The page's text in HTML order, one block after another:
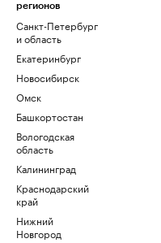
регионов
Санкт-Петербург
и область
Екатеринбург
Новосибирск
Омск
Башкортостан
Вологодская
область
Калининград
Краснодарский
край
Нижний
Новгород